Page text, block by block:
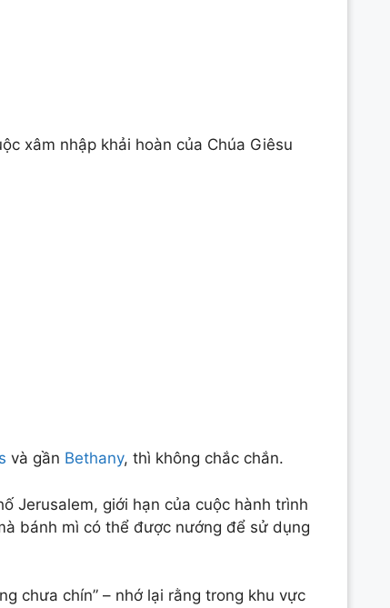
xâm nhập khải hoàn của Chúa Giêsu
và gần Bethany, thì không chắc chắn.
Jerusalem, giới hạn của cuộc hành trình
bánh mì có thể được nướng để sử dụng
chưa chín” – nhớ lại rằng trong khu vực